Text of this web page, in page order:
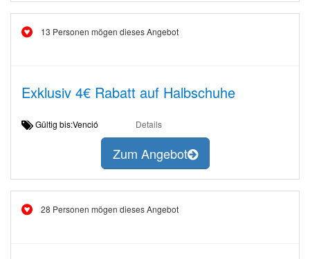
13 Personen mögen dieses Angebot
Exklusiv 4€ Rabatt auf Halbschuhe
Gültig bis:Venció Details
Zum Angebot
28 Personen mögen dieses Angebot